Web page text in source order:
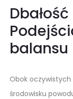
balansu
Obok
środowisku